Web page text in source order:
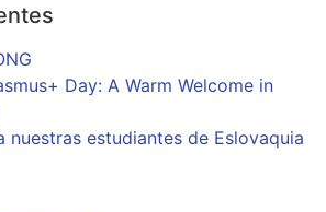
Day: A Warm Welcome in
nuestras estudiantes de Eslovaquia